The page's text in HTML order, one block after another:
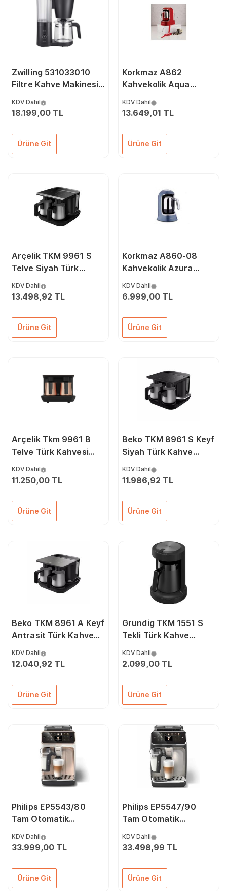
Zwilling 531033010
Filtre Kahve Makinesi
KDV Dahil
18.199,00 TL
Ürüne Git
Korkmaz A862
Kahvekolik Aqua
Kahve Makinesi
KDV Dahil
13.649,01 TL
Ürüne Git
Arçelik TKM 9961 S
Telve Siyah Türk
KDV Dahil
13.498,92 TL
Ürüne Git
Korkmaz A860-08
Kahvekolik Azura
Makinesi
KDV Dahil
6.999,00 TL
Ürüne Git
Arçelik Tkm 9961 B
Telve Türk Kahvesi
KDV Dahil
11.250,00 TL
Ürüne Git
Beko TKM 8961 S Keyf
Siyah Türk Kahve
KDV Dahil
11.986,92 TL
Ürüne Git
Beko TKM 8961 A Keyf
Antrasit Türk Kahve
KDV Dahil
12.040,92 TL
Ürüne Git
Grundig TKM 1551 S
Tekli Türk Kahve
KDV Dahil
2.099,00 TL
Ürüne Git
Philips EP5543/80
Tam Otomatik
Makinesi - 20 İçecek
KDV Dahil
33.999,00 TL
Ürüne Git
Philips EP5547/90
Tam Otomatik
Makinesi
KDV Dahil
33.498,99 TL
Ürüne Git